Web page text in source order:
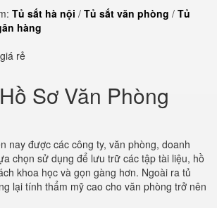
Tủ sắt hà nội / Tủ sắt văn phòng / Tủ
hàng
Sơ Văn Phòng
nay được các công ty, văn phòng, doanh
chọn sử dụng để lưu trữ các tập tài liệu, hồ
khoa học và gọn gàng hơn. Ngoài ra tủ
lại tính thẩm mỹ cao cho văn phòng trở nên